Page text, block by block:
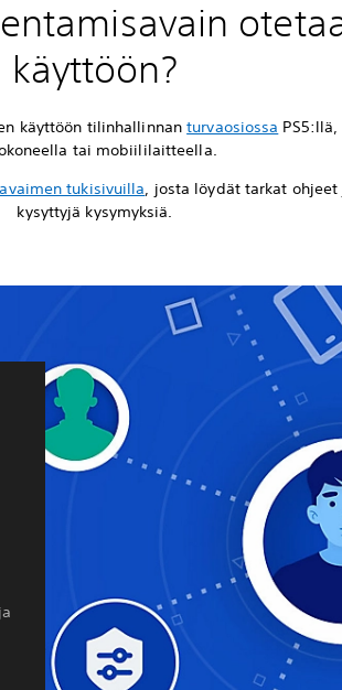
käyttöön?
käyttöön tilinhallinnanturvaosiossa
tai mobiililaitteella.
tukisivuilla, josta löydät tarkat ohjeet
kysyttyjä kysymyksiä.